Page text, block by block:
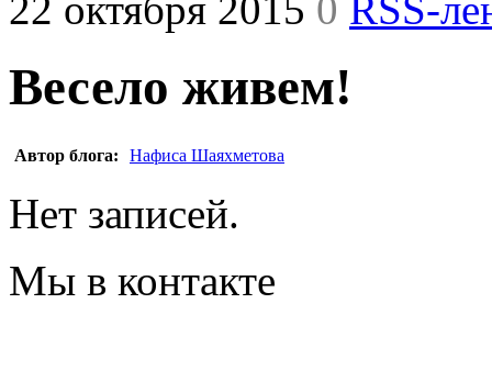
Весело живем!
Автор блога: Нафиса Шаяхметова
Нет записей.
Мы в контакте